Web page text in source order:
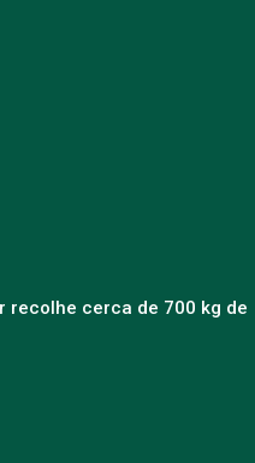
recolhe cerca de 700 kg de